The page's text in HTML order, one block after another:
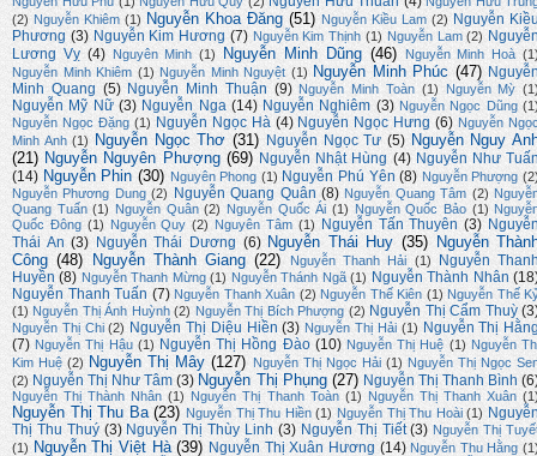
(2) Nguyễn Khiêm (1) Nguyễn Khoa Đăng (51) Nguyễn Kiều Lam (2) Nguyễn
Phương (3) Nguyễn Kim Hương (7) Nguyễn Kim Thịnh (1) Nguyễn Lam (2)
Lương Vỵ (4) Nguyên Minh (1) Nguyễn Minh Dũng (46) Nguyễn Minh Hoà
Nguyễn Minh Khiêm (1) Nguyễn Minh Nguyệt (1) Nguyễn Minh Phúc (47)
Minh Quang (5) Nguyễn Minh Thuận (9) Nguyễn Minh Toàn (1) Nguyễn Mỳ
Nguyễn Mỹ Nữ (3) Nguyễn Nga (14) Nguyễn Nghiêm (3) Nguyễn Ngọc Dũng
Nguyễn Ngọc Đặng (1) Nguyễn Ngọc Hà (4) Nguyễn Ngọc Hưng (6) Nguyễn
Minh Anh (1) Nguyễn Ngọc Thơ (31) Nguyễn Ngọc Tư (5) Nguyễn Nguy
(21) Nguyễn Nguyên Phượng (69) Nguyễn Nhật Hùng (4) Nguyễn Như
(14) Nguyễn Phin (30) Nguyên Phong (1) Nguyễn Phú Yên (8) Nguyễn Phượng
Nguyễn Phương Dung (2) Nguyễn Quang Quân (8) Nguyễn Quang Tâm (2)
Quang Tuấn (1) Nguyễn Quân (2) Nguyễn Quốc Ái (1) Nguyễn Quốc Bảo (1)
Quốc Đông (1) Nguyễn Quy (2) Nguyên Tâm (1) Nguyễn Tấn Thuyên (3)
Thái An (3) Nguyễn Thái Dương (6) Nguyễn Thái Huy (35)
Nguyễn
Công (48) Nguyễn Thành Giang (22) Nguyễn Thanh Hải (1)
Nguyễn
Huyền (8) Nguyễn Thanh Mừng (1) Nguyễn Thánh Ngã (1) Nguyễn Thành Nhân
Nguyễn Thanh Tuấn (7) Nguyễn Thanh Xuân (2) Nguyễn Thế Kiên (1) Nguyễn Thế
(1) Nguyễn Thị Ánh Huỳnh (2) Nguyễn Thị Bích Phượng (2) Nguyễn Thị Cẩm Thuỳ
Nguyễn Thị Chi (2) Nguyễn Thị Diệu Hiền (3) Nguyễn Thị Hải (1) Nguyễn Thị
(7) Nguyễn Thị Hậu (1) Nguyễn Thị Hồng Đào (10) Nguyễn Thị Huệ (1) Nguyễn
Kim Huệ (2) Nguyễn Thị Mây (127) Nguyễn Thị Ngọc Hải (1) Nguyễn Thị Ngọc
(2) Nguyễn Thị Như Tâm (3) Nguyễn Thị Phụng (27) Nguyễn Thị Thanh Bình
Nguyễn Thị Thành Nhân (1) Nguyễn Thị Thanh Toàn (1) Nguyễn Thị Thanh Xuân
Nguyễn Thị Thu Ba (23) Nguyễn Thị Thu Hiền (1) Nguyễn Thị Thu Hoài (1)
Thị Thu Thuý (3) Nguyễn Thị Thùy Linh (3) Nguyễn Thị Tiết (3) Nguyễn Thị
(1) Nguyễn Thị Việt Hà (39) Nguyễn Thị Xuân Hương (14) Nguyễn Thu Hằng